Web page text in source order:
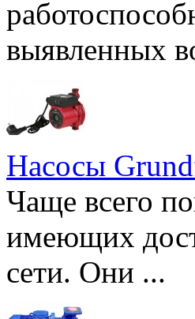
выявленных
Насосы
Чаще всего
имеющих
сети. Они ...